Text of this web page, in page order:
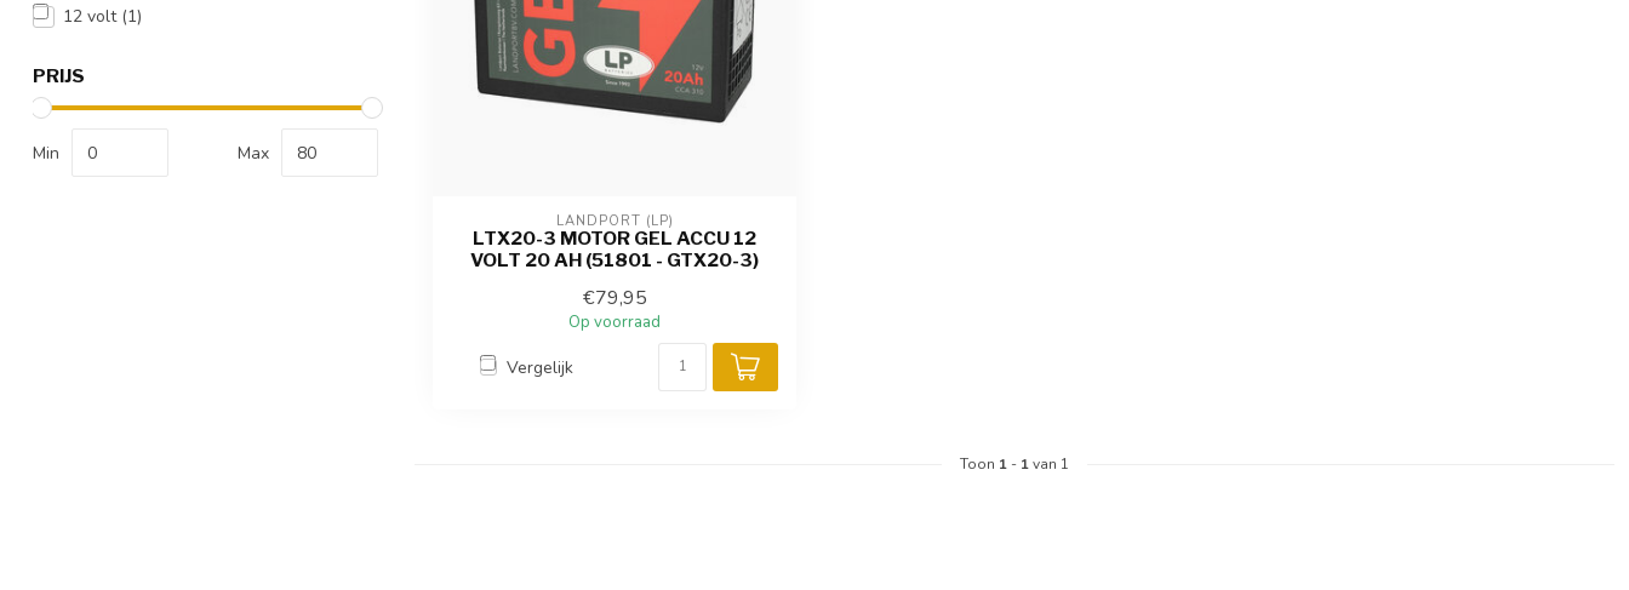
12 volt (1)
PRIJS
Min Max
LANDPORT (LP)
LTX20-3 MOTOR GEL ACCU 12
VOLT 20 AH (51801 - GTX20-3)
€79,95
Op voorraad
Vergelijk
Toon 1 - 1van 1